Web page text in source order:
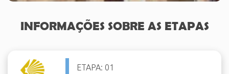
INFORMAÇÕES SOBRE AS ETAPAS
ETAPA: 01